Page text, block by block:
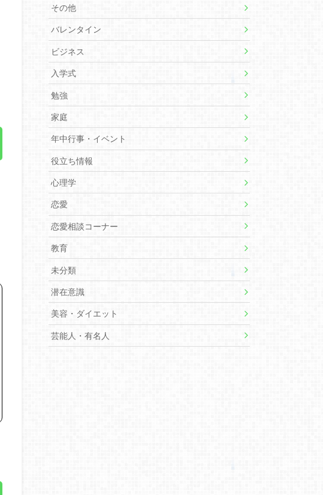
その他
バレンタイン
ビジネス
入学式
勉強
家庭
年中行事・イベント
役立ち情報
心理学
恋愛
恋愛相談コーナー
教育
未分類
潜在意識
美容・ダイエット
芸能人・有名人